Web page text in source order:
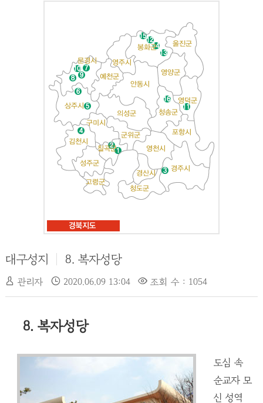
대구성지 8. 복자성당
관리자 2020.06.09 13:04 조회 수 : 1054
8. 복자성당
도심 속
순교자 모
신 성역